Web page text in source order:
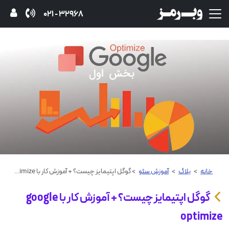
32968 - 021
خانه > بلاگ > آموزش‌ سئو > گوگل اپتیمایز چیست؟ + آموزش کار با google optimize
گوگل اپتیمایز چیست؟ + آموزش کار با google
optimize